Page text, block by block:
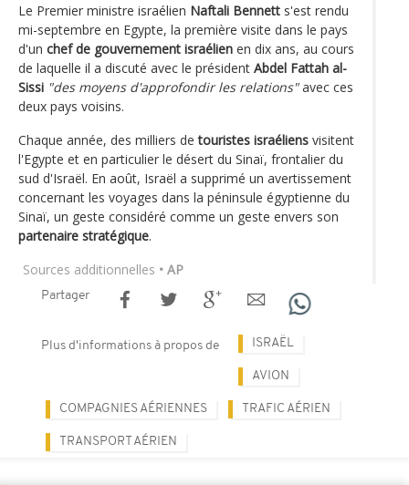
Le Premier ministre israélien Naftali Bennett s'est rendu
mi-septembre en Egypte, la première visite dans le pays
d'un chef de gouvernement israélien en dix ans, au cours
de laquelle il a discuté avec le président Abdel Fattah al-
Sissi "des moyens d'approfondir les relations"avec ces
deux pays voisins.
Chaque année, des milliers detouristes israéliens visitent
l'Egypte et en particulier le désert du Sinaï, frontalier du
sud d'Israël. En août, Israël a supprimé un avertissement
concernant les voyages dans la péninsule égyptienne du
Sinaï, un geste considéré comme un geste envers son
partenaire stratégique.
Sources additionnelles • AP
Partager
Plus d'informations à propos de ISRAËL
AVION
COMPAGNIES AÉRIENNES TRAFIC AÉRIEN
TRANSPORT AÉRIEN